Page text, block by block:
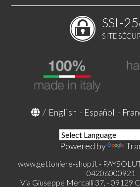
SSL-
SITE
/ English - Español -
Powered by
www.gettoniere-shop.it -
04206000921
Via Giuseppe Mercalli 37, - 09129